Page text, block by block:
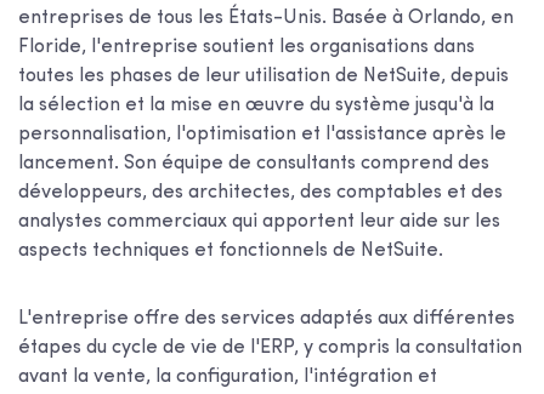
entreprises de tous les États-Unis. Basée à Orlando, en
Floride, l'entreprise soutient les organisations dans
toutes les phases de leur utilisation de NetSuite, depuis
la sélection et la mise en œuvre du système jusqu'à la
personnalisation, l'optimisation et l'assistance après le
lancement. Son équipe de consultants comprend des
développeurs, des architectes, des comptables et des
analystes commerciaux qui apportent leur aide sur les
aspects techniques et fonctionnels de NetSuite.
L'entreprise offre des services adaptés aux différentes
étapes du cycle de vie de l'ERP, y compris la consultation
avant la vente, la configuration, l'intégration et